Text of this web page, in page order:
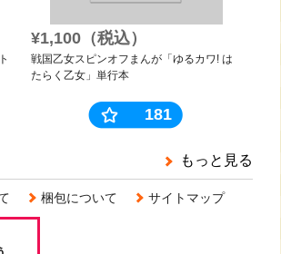
¥1,100（税込）
戦国乙女スピンオフまんが「ゆるカワ! は
たらく乙女」単行本
181
もっと見る
梱包について サイトマップ